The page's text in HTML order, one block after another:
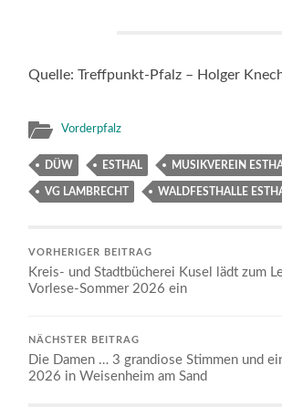
Quelle: Treffpunkt-Pfalz – Holger
Vorderpfalz
DÜW ESTHAL MUSIKVEREIN
VG LAMBRECHT WALDFESTHALLE
VORHERIGER BEITRAG
Kreis- und Stadtbücherei Kusel lädt zum
Vorlese-Sommer 2026 ein
NÄCHSTER BEITRAG
Die Damen … 3 grandiose Stimmen und
2026 in Weisenheim am Sand